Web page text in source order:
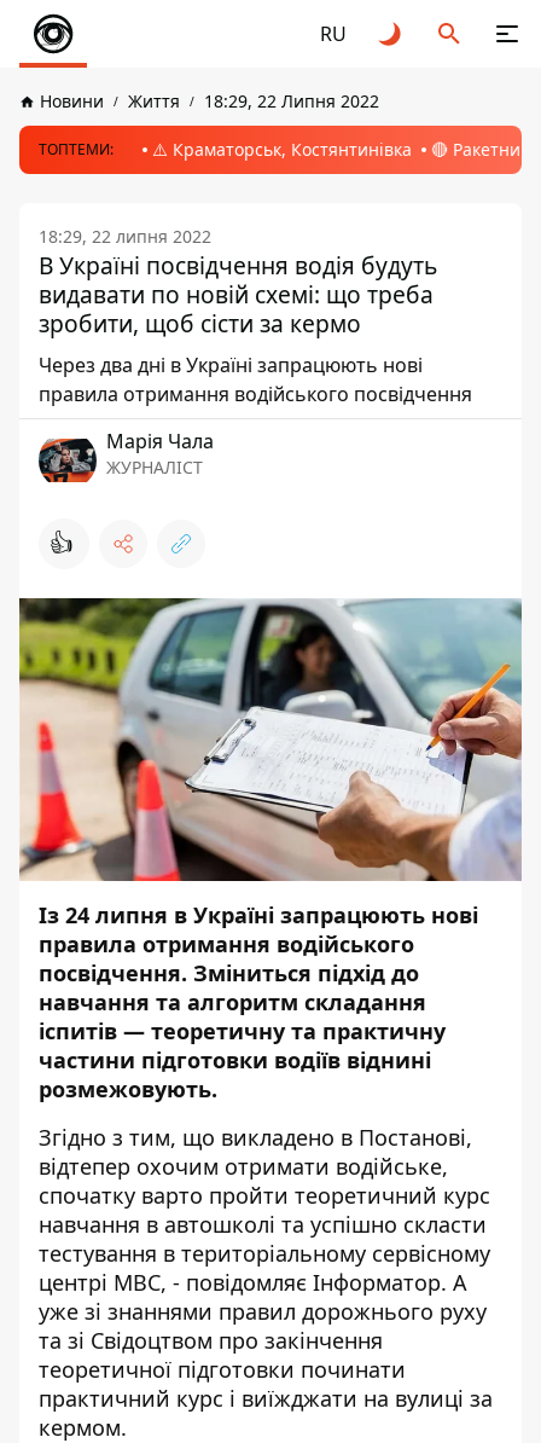
RU
Новини Життя 18:29, 22 Липня 2022
ТОПТЕМИ: ⚠️ Краматорськ, Костянтинівка 🔴 Ракетний
18:29, 22 липня 2022
В Україні посвідчення водія будуть
видавати по новій схемі: що треба
зробити, щоб сісти за кермо
Через два дні в Україні запрацюють нові
правила отримання водійського посвідчення
Марія Чала
ЖУРНАЛІСТ
👍
Із 24 липня в Україні запрацюють нові
правила отримання водійського
посвідчення. Зміниться підхід до
навчання та алгоритм складання
іспитів — теоретичну та практичну
частини підготовки водіїв віднині
розмежовують.
Згідно з тим, що викладено в Постанові,
відтепер охочим отримати водійське,
спочатку варто пройти теоретичний курс
навчання в автошколі та успішно скласти
тестування в територіальному сервісному
центрі МВС, - повідомляє Інформатор. А
уже зі знаннями правил дорожнього руху
та зі Свідоцтвом про закінчення
теоретичної підготовки починати
практичний курс і виїжджати на вулиці за
кермом.